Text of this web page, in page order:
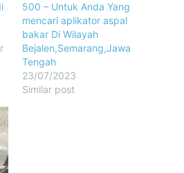
500 – Untuk Anda Yang
mencari aplikator aspal
bakar Di Wilayah
Bejalen,Semarang,Jawa
Tengah
23/07/2023
Similar post